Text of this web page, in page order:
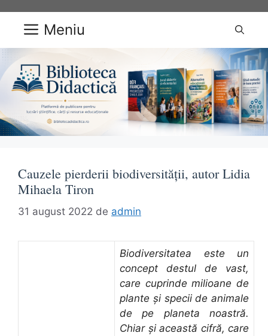
conținut Meniu
Cauzele pierderii biodiversității, autor Lidia
Mihaela Tiron
31 august 2022 de admin
Biodiversitatea este un
concept destul de vast,
care cuprinde milioane de
plante și specii de animale
de pe planeta noastră.
Chiar și această cifră, care